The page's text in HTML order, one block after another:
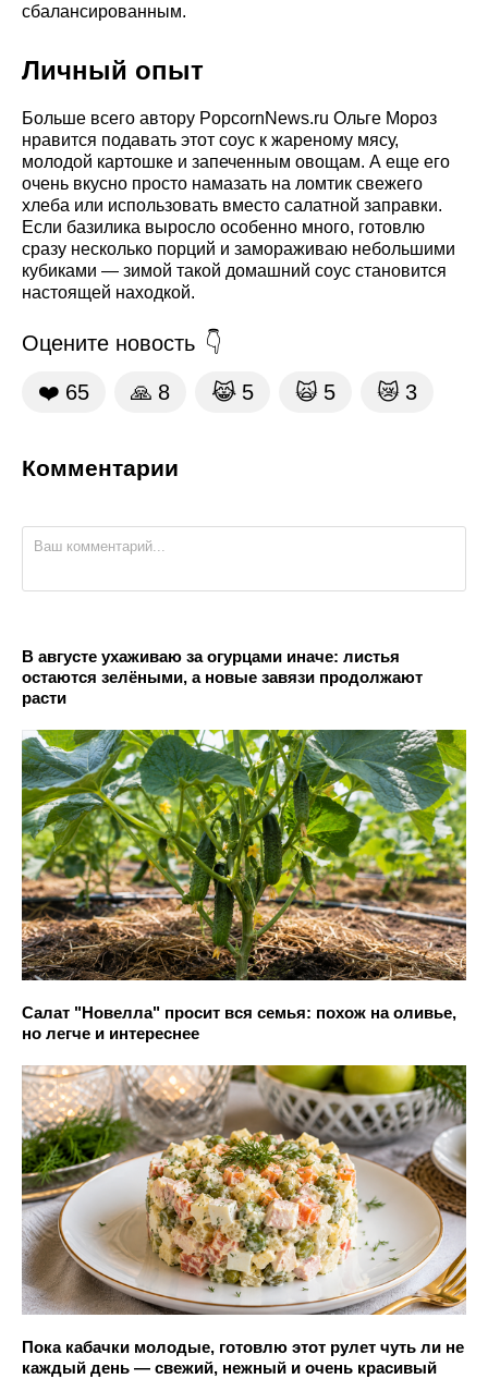
сбалансированным.
Личный опыт
Больше всего автору PopcornNews.ru Ольге Мороз
нравится подавать этот соус к жареному мясу,
молодой картошке и запеченным овощам. А еще его
очень вкусно просто намазать на ломтик свежего
хлеба или использовать вместо салатной заправки.
Если базилика выросло особенно много, готовлю
сразу несколько порций и замораживаю небольшими
кубиками — зимой такой домашний соус становится
настоящей находкой.
Оцените новость
❤️ 65 🙏 8 😹 5 🙀 5 😿 3
Комментарии
В августе ухаживаю за огурцами иначе: листья
остаются зелёными, а новые завязи продолжают
расти
Салат "Новелла" просит вся семья: похож на оливье,
но легче и интереснее
Пока кабачки молодые, готовлю этот рулет чуть ли не
каждый день — свежий, нежный и очень красивый